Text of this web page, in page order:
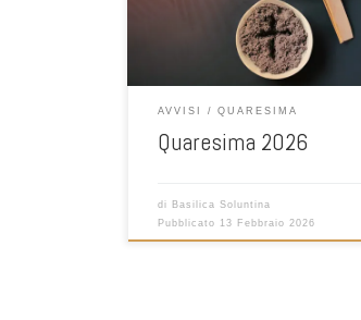
16:45 S. ROSARIO/ ORE 17:15 VIA
CRUCIS/ ORE 18:00 SANTA MESSA SS.
QUARANTORE 02/03/04/05 MARZO ORE
09:00 S. MESSA ORE 12:00 ORA MEDIA
Ascoltare e digiunare.La […]
AVVISI QUARESIMA
Quaresima 2026
di Basilica Soluntina
Pubblicato 13 Febbraio 2026